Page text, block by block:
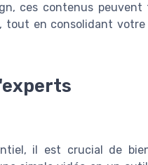
ces contenus peuvent
en consolidant
il est crucial de